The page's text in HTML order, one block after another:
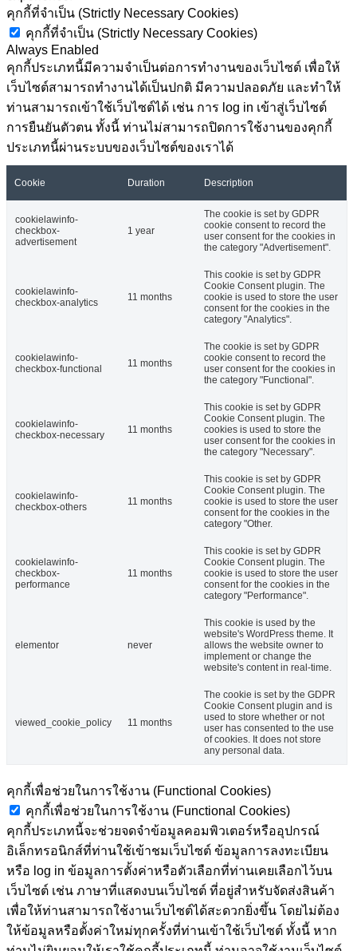
คุกกี้ที่จำเป็น (Strictly Necessary Cookies)
คุกกี้ที่จำเป็น (Strictly Necessary Cookies)
Always Enabled
คุกกี้ประเภทนี้มีความจำเป็นต่อการทำงานของเว็บไซต์ เพื่อให้
เว็บไซต์สามารถทำงานได้เป็นปกติ มีความปลอดภัย และทำให้
ท่านสามารถเข้าใช้เว็บไซต์ได้ เช่น การ log in เข้าสู่เว็บไซต์
การยืนยันตัวตน ทั้งนี้ ท่านไม่สามารถปิดการใช้งานของคุกกี้
ประเภทนี้ผ่านระบบของเว็บไซต์ของเราได้
Cookie Duration Description
cookielawinfo-
checkbox-
advertisement
1 year
The cookie is set by GDPR
cookie consent to record the
user consent for the cookies in
the category "Advertisement".
cookielawinfo-
checkbox-analytics
11 months
This cookie is set by GDPR
Cookie Consent plugin. The
cookie is used to store the user
consent for the cookies in the
category "Analytics".
cookielawinfo-
checkbox-functional
11 months
The cookie is set by GDPR
cookie consent to record the
user consent for the cookies in
the category "Functional".
cookielawinfo-
checkbox-necessary
11 months
This cookie is set by GDPR
Cookie Consent plugin. The
cookies is used to store the
user consent for the cookies in
the category "Necessary".
cookielawinfo-
checkbox-others
11 months
This cookie is set by GDPR
Cookie Consent plugin. The
cookie is used to store the user
consent for the cookies in the
category "Other.
cookielawinfo-
checkbox-
performance
11 months
This cookie is set by GDPR
Cookie Consent plugin. The
cookie is used to store the user
consent for the cookies in the
category "Performance".
elementor never
This cookie is used by the
website's WordPress theme. It
allows the website owner to
implement or change the
website's content in real-time.
viewed_cookie_policy 11 months
The cookie is set by the GDPR
Cookie Consent plugin and is
used to store whether or not
user has consented to the use
of cookies. It does not store
any personal data.
คุกกี้เพื่อช่วยในการใช้งาน (Functional Cookies)
คุกกี้เพื่อช่วยในการใช้งาน (Functional Cookies)
คุกกี้ประเภทนี้จะช่วยจดจำข้อมูลคอมพิวเตอร์หรืออุปกรณ์
อิเล็กทรอนิกส์ที่ท่านใช้เข้าชมเว็บไซต์ ข้อมูลการลงทะเบียน
หรือ log in ข้อมูลการตั้งค่าหรือตัวเลือกที่ท่านเคยเลือกไว้บน
เว็บไซต์ เช่น ภาษาที่แสดงบนเว็บไซต์ ที่อยู่สำหรับจัดส่งสินค้า
เพื่อให้ท่านสามารถใช้งานเว็บไซต์ได้สะดวกยิ่งขึ้น โดยไม่ต้อง
ให้ข้อมูลหรือตั้งค่าใหม่ทุกครั้งที่ท่านเข้าใช้เว็บไซต์ ทั้งนี้ หาก